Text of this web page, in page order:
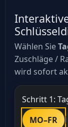
Wählen Sie
Zuschläge /
wird sofort
Schritt 1:
MO–FR